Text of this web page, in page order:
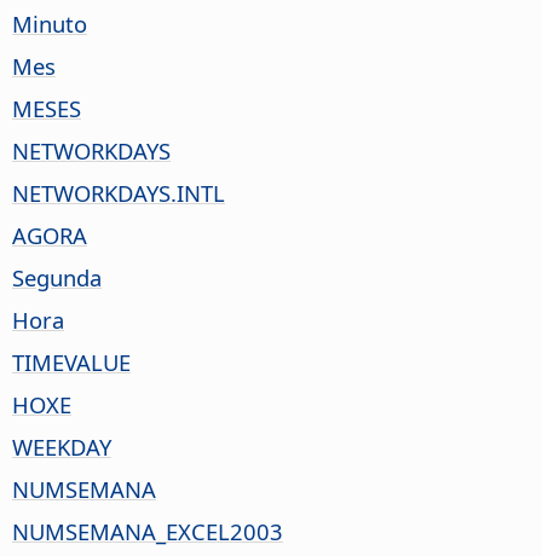
Minuto
Mes
MESES
NETWORKDAYS
NETWORKDAYS.INTL
AGORA
Segunda
Hora
TIMEVALUE
HOXE
WEEKDAY
NUMSEMANA
NUMSEMANA_EXCEL2003